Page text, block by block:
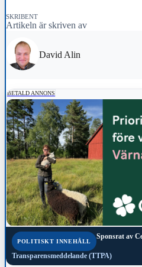
SKRIBENT
Artikeln är skriven av
David Alin
BETALD ANNONS
POLITISKT INNEHÅLL
Sponsrat av
Transparensmeddelande (TTPA)